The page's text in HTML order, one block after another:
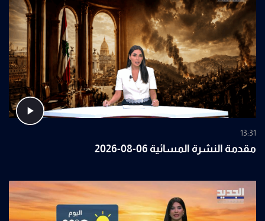
13:31
مقدمة النشرة المسائية 06-08-2026